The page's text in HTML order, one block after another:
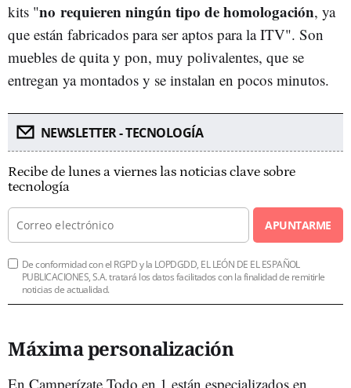
kits "no requieren ningún tipo de homologación, ya
que están fabricados para ser aptos para la ITV". Son
muebles de quita y pon, muy polivalentes, que se
entregan ya montados y se instalan en pocos minutos.
NEWSLETTER - TECNOLOGÍA
Recibe de lunes a viernes las noticias clave sobre
tecnología
APUNTARME
De conformidad con el RGPD y la LOPDGDD, EL LEÓN DE EL ESPAÑOL
PUBLICACIONES, S.A. tratará los datos facilitados con la finalidad de remitirle
noticias de actualidad.
Máxima personalización
En Camperízate Todo en 1 están especializados en